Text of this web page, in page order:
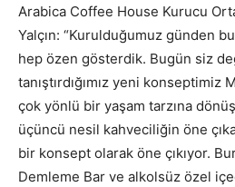
Arabica Coffee House Kurucu
Yalçın: “Kurulduğumuz günden
hep özen gösterdik. Bugün siz
tanıştırdığımız yeni
çok yönlü bir yaşam tarzına
üçüncü nesil kahveciliğin öne
bir konsept olarak öne çıkıyor.
Demleme Bar ve alkolsüz özel